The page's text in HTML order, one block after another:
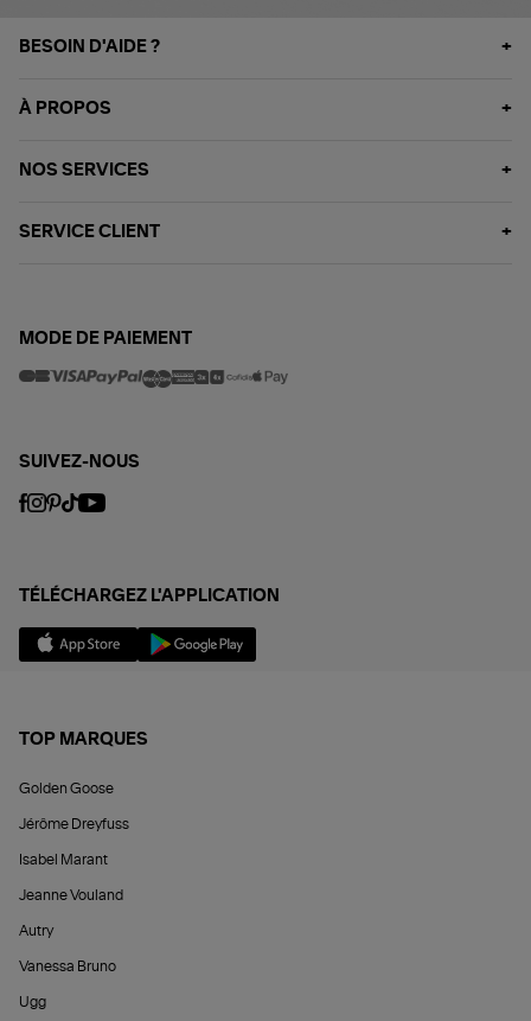
BESOIN D'AIDE ?
À PROPOS
NOS SERVICES
SERVICE CLIENT
MODE DE PAIEMENT
SUIVEZ-NOUS
TÉLÉCHARGEZ L'APPLICATION
TOP MARQUES
Golden Goose
Jérôme Dreyfuss
Isabel Marant
Jeanne Vouland
Autry
Vanessa Bruno
Ugg